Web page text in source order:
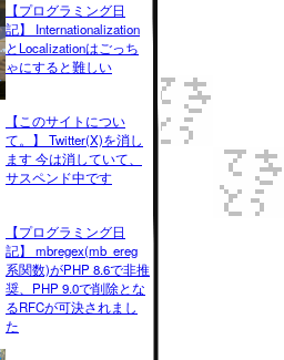
【プログラミング日
記】 Internationalization
とLocalizationはごっち
ゃにすると難しい
【このサイトについ
て。】 Twitter(X)を消し
ます 今は消していて、
サスペンド中です
【プログラミング日
記】 mbregex(mb_ereg
系関数)がPHP 8.6で非推
奨、PHP 9.0で削除とな
るRFCが可決されまし
た